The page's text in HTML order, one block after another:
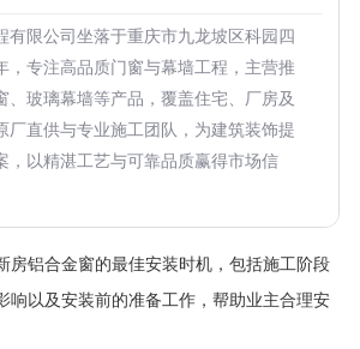
有限公司坐落于重庆市九龙坡区科园四
，专注高品质门窗与幕墙工程，主营推
、玻璃幕墙等产品，覆盖住宅、厂房及
厂直供与专业施工团队，为建筑装饰提
，以精湛工艺与可靠品质赢得市场信
房铝合金窗的最佳安装时机，包括施工阶段
响以及安装前的准备工作，帮助业主合理安